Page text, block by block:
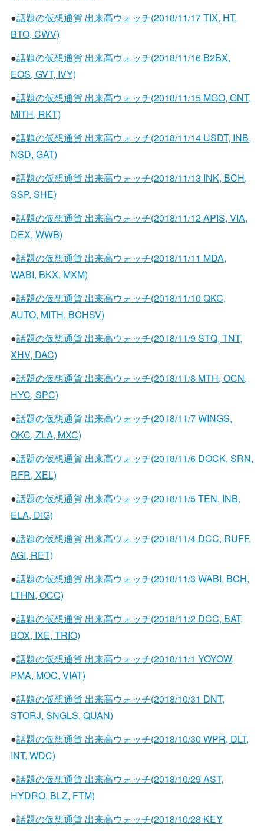
●話題の仮想通貨 出来高ウォッチ(2018/11/17 TIX, HT,
BTO, CWV)
●話題の仮想通貨 出来高ウォッチ(2018/11/16 B2BX,
EOS, GVT, IVY)
●話題の仮想通貨 出来高ウォッチ(2018/11/15 MGO, GNT,
MITH, RKT)
●話題の仮想通貨 出来高ウォッチ(2018/11/14 USDT, INB,
NSD, GAT)
●話題の仮想通貨 出来高ウォッチ(2018/11/13 INK, BCH,
SSP, SHE)
●話題の仮想通貨 出来高ウォッチ(2018/11/12 APIS, VIA,
DEX, WWB)
●話題の仮想通貨 出来高ウォッチ(2018/11/11 MDA,
WABI, BKX, MXM)
●話題の仮想通貨 出来高ウォッチ(2018/11/10 QKC,
AUTO, MITH, BCHSV)
●話題の仮想通貨 出来高ウォッチ(2018/11/9 STQ, TNT,
XHV, DAC)
●話題の仮想通貨 出来高ウォッチ(2018/11/8 MTH, OCN,
HYC, SPC)
●話題の仮想通貨 出来高ウォッチ(2018/11/7 WINGS,
QKC, ZLA, MXC)
●話題の仮想通貨 出来高ウォッチ(2018/11/6 DOCK, SRN,
RFR, XEL)
●話題の仮想通貨 出来高ウォッチ(2018/11/5 TEN, INB,
ELA, DIG)
●話題の仮想通貨 出来高ウォッチ(2018/11/4 DCC, RUFF,
AGI, RET)
●話題の仮想通貨 出来高ウォッチ(2018/11/3 WABI, BCH,
LTHN, OCC)
●話題の仮想通貨 出来高ウォッチ(2018/11/2 DCC, BAT,
BOX, IXE, TRIO)
●話題の仮想通貨 出来高ウォッチ(2018/11/1 YOYOW,
PMA, MOC, VIAT)
●話題の仮想通貨 出来高ウォッチ(2018/10/31 DNT,
STORJ, SNGLS, QUAN)
●話題の仮想通貨 出来高ウォッチ(2018/10/30 WPR, DLT,
INT, WDC)
●話題の仮想通貨 出来高ウォッチ(2018/10/29 AST,
HYDRO, BLZ, FTM)
●話題の仮想通貨 出来高ウォッチ(2018/10/28 KEY,